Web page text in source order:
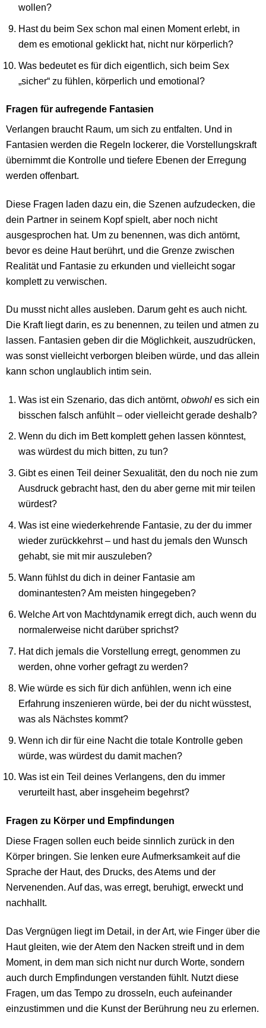
wollen?
Hast du beim Sex schon mal einen Moment erlebt, in
dem es emotional geklickt hat, nicht nur körperlich?
Was bedeutet es für dich eigentlich, sich beim Sex
„sicher“ zu fühlen, körperlich und emotional?
Fragen für aufregende Fantasien
Verlangen braucht Raum, um sich zu entfalten. Und in
Fantasien werden die Regeln lockerer, die Vorstellungskraft
übernimmt die Kontrolle und tiefere Ebenen der Erregung
werden offenbart.
Diese Fragen laden dazu ein, die Szenen aufzudecken, die
dein Partner in seinem Kopf spielt, aber noch nicht
ausgesprochen hat. Um zu benennen, was dich antörnt,
bevor es deine Haut berührt, und die Grenze zwischen
Realität und Fantasie zu erkunden und vielleicht sogar
komplett zu verwischen.
Du musst nicht alles ausleben. Darum geht es auch nicht.
Die Kraft liegt darin, es zu benennen, zu teilen und atmen zu
lassen. Fantasien geben dir die Möglichkeit, auszudrücken,
was sonst vielleicht verborgen bleiben würde, und das allein
kann schon unglaublich intim sein.
Was ist ein Szenario, das dich antörnt,obwohl es sich ein
bisschen falsch anfühlt – oder vielleicht gerade deshalb?
Wenn du dich im Bett komplett gehen lassen könntest,
was würdest du mich bitten, zu tun?
Gibt es einen Teil deiner Sexualität, den du noch nie zum
Ausdruck gebracht hast, den du aber gerne mit mir teilen
würdest?
Was ist eine wiederkehrende Fantasie, zu der du immer
wieder zurückkehrst – und hast du jemals den Wunsch
gehabt, sie mit mir auszuleben?
Wann fühlst du dich in deiner Fantasie am
dominantesten? Am meisten hingegeben?
Welche Art von Machtdynamik erregt dich, auch wenn du
normalerweise nicht darüber sprichst?
Hat dich jemals die Vorstellung erregt, genommen zu
werden, ohne vorher gefragt zu werden?
Wie würde es sich für dich anfühlen, wenn ich eine
Erfahrung inszenieren würde, bei der du nicht wüsstest,
was als Nächstes kommt?
Wenn ich dir für eine Nacht die totale Kontrolle geben
würde, was würdest du damit machen?
Was ist ein Teil deines Verlangens, den du immer
verurteilt hast, aber insgeheim begehrst?
Fragen zu Körper und Empfindungen
Diese Fragen sollen euch beide sinnlich zurück in den
Körper bringen. Sie lenken eure Aufmerksamkeit auf die
Sprache der Haut, des Drucks, des Atems und der
Nervenenden. Auf das, was erregt, beruhigt, erweckt und
nachhallt.
Das Vergnügen liegt im Detail, in der Art, wie Finger über die
Haut gleiten, wie der Atem den Nacken streift und in dem
Moment, in dem man sich nicht nur durch Worte, sondern
auch durch Empfindungen verstanden fühlt. Nutzt diese
Fragen, um das Tempo zu drosseln, euch aufeinander
einzustimmen und die Kunst der Berührung neu zu erlernen.